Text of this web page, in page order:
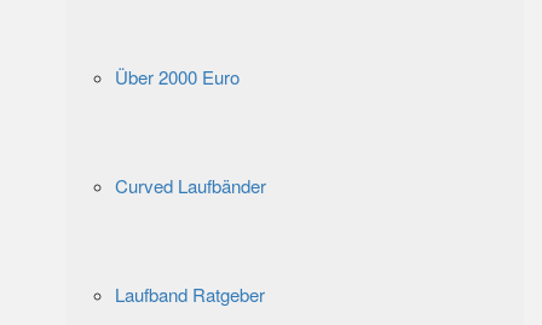
Über 2000 Euro
Curved Laufbänder
Laufband Ratgeber